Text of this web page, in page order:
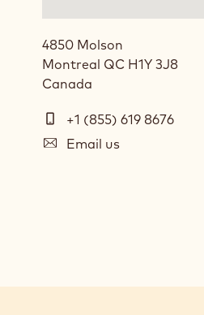
4850 Molson
Montreal QC H1Y 3J8
Canada
Telephone
+1 (855) 619 8676
E-
Email us